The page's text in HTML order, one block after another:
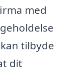
med
tilbyde
dit